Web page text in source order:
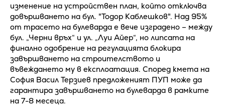
изменение на устройствен план, който отключва
довършването на бул. "Тодор Каблешков". Над 95%
от трасето на булеварда е вече изградено – между
бул. „Черни връх“ и ул. „Луи Айер“, но липсата на
финално одобрение на регулацията блокира
завършването на строителството и
въвеждането му в експлоатация. Според кмета на
София Васил Терзиев предложеният ПУП може да
гарантира завършването на булеварда в рамките
на 7-8 месеца.